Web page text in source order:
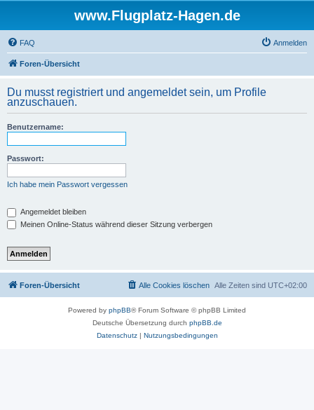
www.Flugplatz-Hagen.de
FAQ Anmelden
Foren-Übersicht
Du musst registriert und angemeldet sein, um Profile
anzuschauen.
Benutzername:
Passwort:
Ich habe mein Passwort vergessen
Angemeldet bleiben
Meinen Online-Status während dieser Sitzung verbergen
Foren-Übersicht Alle Zeiten sind UTC+02:00
Alle Cookies löschen
Powered by phpBB® Forum Software © phpBB Limited
Deutsche Übersetzung durch phpBB.de
Datenschutz| Nutzungsbedingungen